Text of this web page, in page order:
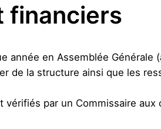
financiers
année en Assemblée
de la structure ainsi que les
par un Commissaire